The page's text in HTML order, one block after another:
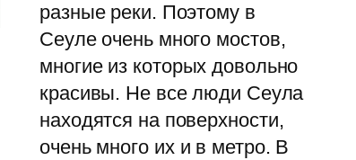
разные реки. Поэтому в
Сеуле очень много мостов,
многие из которых довольно
красивы. Не все люди Сеула
находятся на поверхности,
очень много их и в метро. В